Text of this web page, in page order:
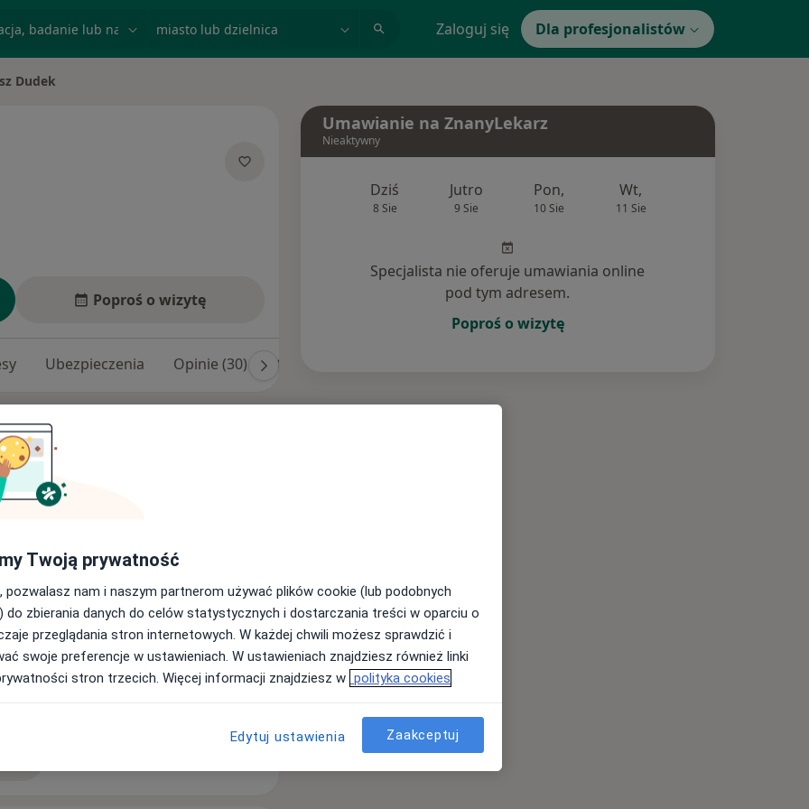
Zaloguj się Dla profesjonalistów
Dudek
Poproś o wizytę
Ubezpieczenia Opinie (30) Odpowiedzi na pytania (14)
dyplomowanym masażystą.
pobierałem nauki u najlepszych
sportowych w Polsce. Nie
przychodniach rehabilitacji, czy
na stanowisku masażysty w
mi w dalszym kształceniu się
w centrum ortopedyczno-
roku wspierałem UMKS
2015 zacząłem współpracować z
Kadrą Polski Juniorek w piłce
Umawianie na ZnanyLekarz
Nieaktywny
Dziś
8 Sie
Jutro
9 Sie
Pon,
10 Sie
Wt,
11 Sie
Specjalista nie oferuje umawiania online
pod tym adresem.
Poproś o wizytę
Twoją prywatność
pozwalasz nam i naszym partnerom używać plików cookie (lub podobnych
do zbierania danych do celów statystycznych i dostarczania treści w oparciu o
przeglądania stron internetowych. W każdej chwili możesz sprawdzić i
swoje preferencje w ustawieniach. W ustawieniach znajdziesz również linki
stron trzecich. Więcej informacji znajdziesz w polityka cookies
Edytuj ustawienia Zaakceptuj